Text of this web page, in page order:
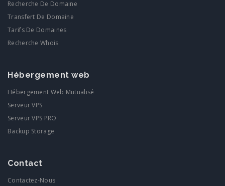
Recherche De Domaine
Transfert De Domaine
Tarifs De Domaines
Recherche Whois
Hébergement web
Hébergement Web Mutualisé
Serveur VPS
Serveur VPS PRO
Backup Storage
Contact
Contactez-Nous